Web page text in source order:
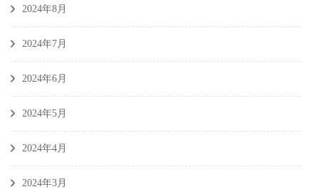
2024年8月
2024年7月
2024年6月
2024年5月
2024年4月
2024年3月